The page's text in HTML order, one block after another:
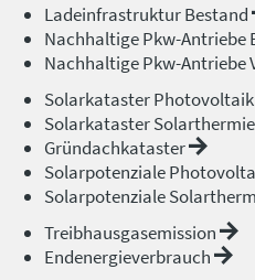
Ladeinfrastruktur Bestand
Nachhaltige Pkw-Antriebe
Nachhaltige Pkw-Antriebe
Solarkataster Photovoltaik
Solarkataster Solarthermie
Gründachkataster
Solarpotenziale
Solarpotenziale
Treibhausgasemission
Endenergieverbrauch